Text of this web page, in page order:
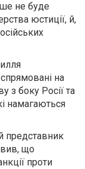
не буде
юстиції, й,
на
з боку Росії та
намагаються
представник
що
проти